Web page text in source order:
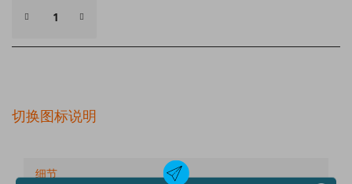
切换图标说明
细节